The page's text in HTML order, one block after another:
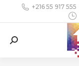
+216 55 917 555
Search: